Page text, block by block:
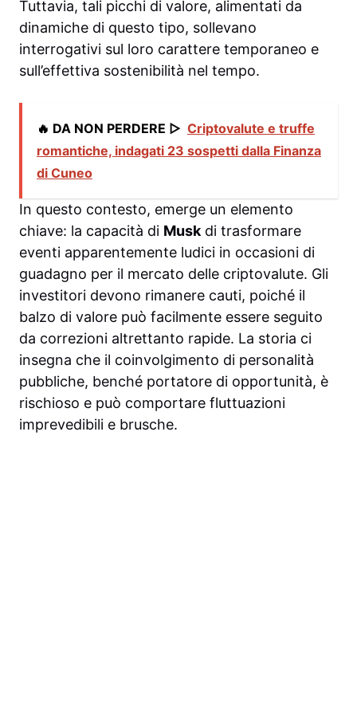
Tuttavia, tali picchi di valore, alimentati da
dinamiche di questo tipo, sollevano
interrogativi sul loro carattere temporaneo e
sull’effettiva sostenibilità nel tempo.
🔥 DA NON PERDERE ▷ Criptovalute e truffe
romantiche, indagati 23 sospetti dalla Finanza
di Cuneo
In questo contesto, emerge un elemento
chiave: la capacità di Musk di trasformare
eventi apparentemente ludici in occasioni di
guadagno per il mercato delle criptovalute. Gli
investitori devono rimanere cauti, poiché il
balzo di valore può facilmente essere seguito
da correzioni altrettanto rapide. La storia ci
insegna che il coinvolgimento di personalità
pubbliche, benché portatore di opportunità, è
rischioso e può comportare fluttuazioni
imprevedibili e brusche.